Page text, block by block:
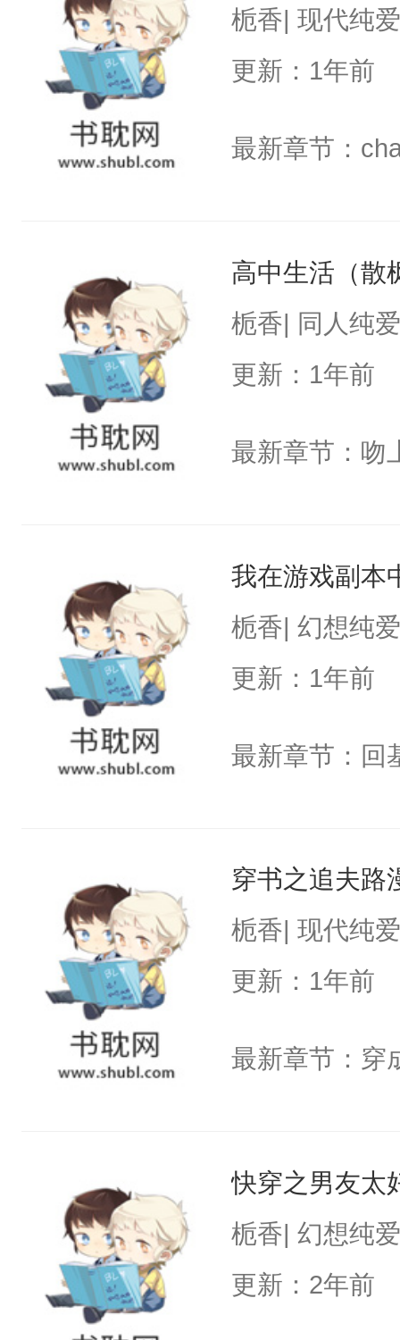
栀香| 现代纯
更新：1年前
最新章节：
高中生活（散
栀香| 同人纯
更新：1年前
最新章节：吻
我在游戏副本
栀香| 幻想纯
更新：1年前
最新章节：回
穿书之追夫路
栀香| 现代纯
更新：1年前
最新章节：穿
快穿之男友太
栀香| 幻想纯
更新：2年前